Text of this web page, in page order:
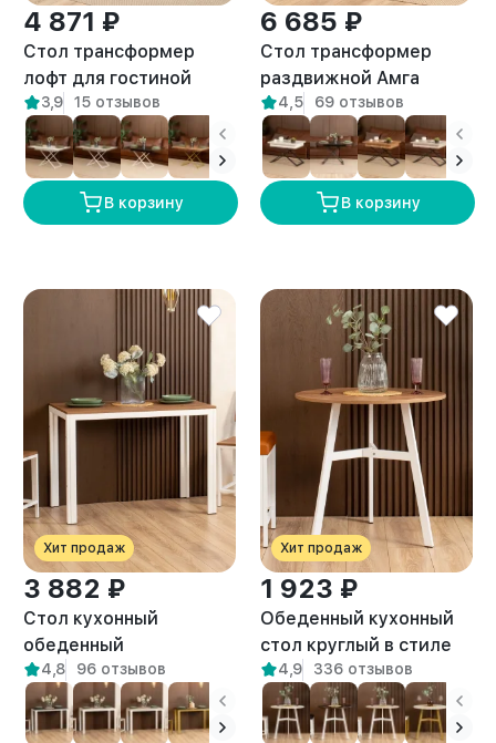
4 871 ₽
Стол трансформер
лофт для гостиной
Кемь белый/амаретто
3,9 15 отзывов
В корзину
6 685 ₽
Стол трансформер
раздвижной Амга
белый/амаретто
4,5 69 отзывов
В корзину
Хит продаж
3 882 ₽
Стол кухонный
обеденный
письменный Лофт Атаго
белый/амаретто
4,8 96 отзывов
Хит продаж
1 923 ₽
Обеденный кухонный
стол круглый в стиле
Лофт Моро белый/
амаретто
4,9 336 отзывов